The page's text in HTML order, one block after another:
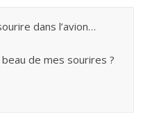
dans l’avion…
beau de mes sourires ?